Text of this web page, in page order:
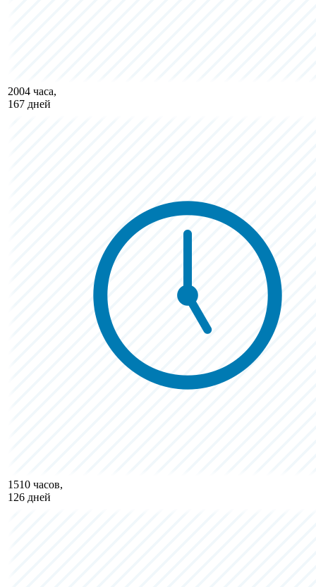
2004 часа,
167 дней
1510 часов,
126 дней